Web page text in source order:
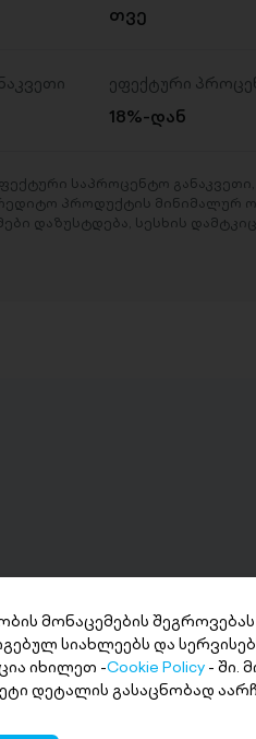
თვე
ეფექტური
18%-დან
საპროცენტო განაკვეთი,
პროდუქტის მინიმალურ
დაზუსტდება, სესხის
თანხის მიღება 2
წუთში
მონაცემების
სიახლეებს და
იხილეთ -Cookie Policy - ში.
დეტალის გასაცნობად